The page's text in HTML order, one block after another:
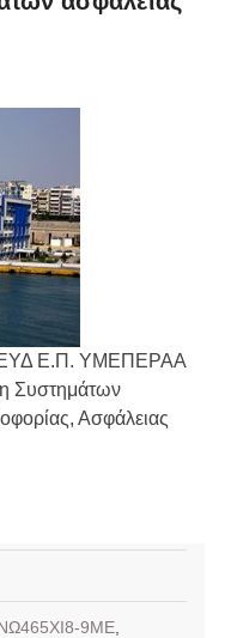
ΕΚΤ
7-3-2019
4-3-2019
αγροτών
ΕΥΔ Ε.Π. ΥΜΕΠΕΡΑΑ
Συστημάτων
Ασφάλειας
9ΜΕ,